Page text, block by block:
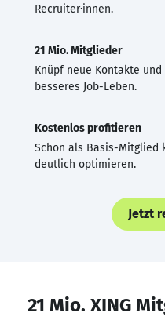
Recruiter·innen.
21 Mio. Mitglieder
Knüpf neue Kontakte
besseres Job-Leben.
Kostenlos profitieren
Schon als Basis-Mitglied
deutlich optimieren.
Jetzt
21 Mio. XING